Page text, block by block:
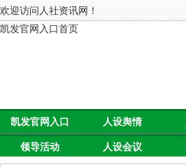
欢迎访问人社资讯网！
凯发官网入口首页
凯发官网入口
首页
人设舆情
领导活动 人设会议